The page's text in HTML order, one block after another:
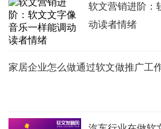
软文营销进阶：
动读者情绪
家居企业怎么做通过软文做推广工